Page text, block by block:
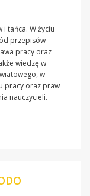
i tańca. W życiu
przepisów
pracy oraz
wiedzę w
w
pracy oraz praw
nauczycieli.